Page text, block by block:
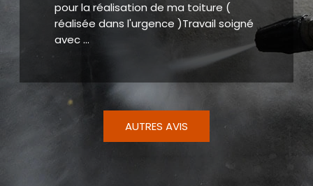
recommander Nous vous remercions
encore pour votre intervention
AUTRES AVIS